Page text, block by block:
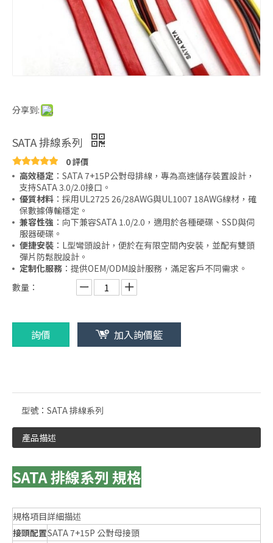
分享到:
SATA 排線系列
0 評價
高效穩定 ：SATA 7+15P公對母排線，專為高速儲存裝置設計，
支持SATA 3.0/2.0接口。
優質材料 ：採用UL2725 26/28AWG與UL1007 18AWG線材，確
保數據傳輸穩定。
兼容性強 ：向下兼容SATA 1.0/2.0，適用於各種硬碟、SSD與伺
服器硬碟。
便捷安裝 ：L型彎頭設計，便於在有限空間內安裝，並配有雙頭
彈片防鬆脫設計。
定制化服務 ：提供OEM/ODM設計服務，滿足客戶不同需求。
數量：
詢價 加入詢價籃
型號： SATA 排線系列
產品描述
SATA 排線系列 規格
規格項目詳細描述
接頭配置SATA 7+15P 公對母接頭